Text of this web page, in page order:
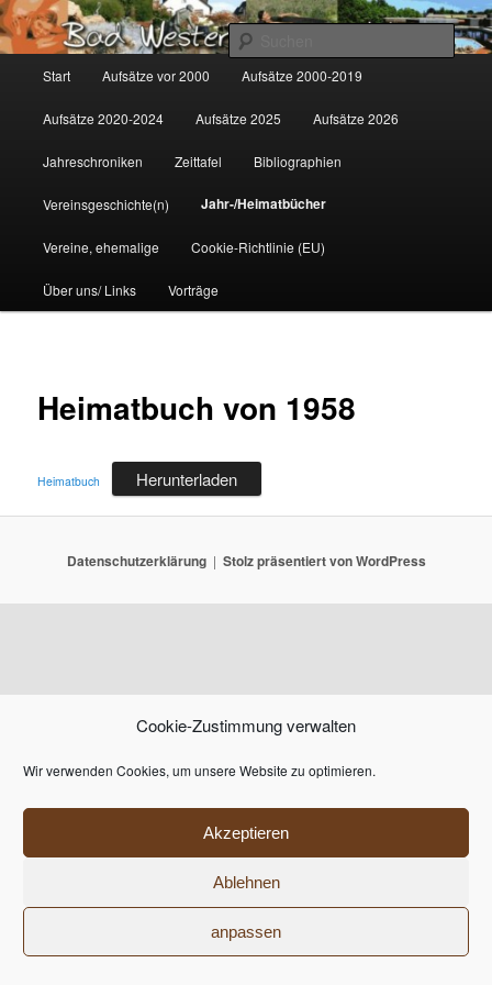
Cookie-Zustimmung verwalten
Wir verwenden Cookies, um unsere Website zu optimieren.
Akzeptieren
Ablehnen
anpassen
Zum
primären
Inhalt
springen
Gemeinsam für Bad Westernkotten
Start Aufsätze vor 2000 Aufsätze 2000-2019
Aufsätze 2020-2024 Aufsätze 2025 Aufsätze 2026
Jahreschroniken Zeittafel Bibliographien
Vereinsgeschichte(n) Jahr-/Heimatbücher
Vereine, ehemalige Cookie-Richtlinie (EU)
Über uns/ Links Vorträge
Heimatbuch von 1958
Heimatbuch Herunterladen
Datenschutzerklärung Stolz präsentiert von WordPress